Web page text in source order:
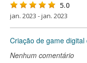
5.0
jan. 2023 - jan. 2023
Criação de game
Nenhum comentário